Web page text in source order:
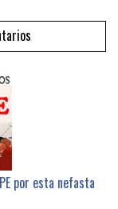
por esta nefasta